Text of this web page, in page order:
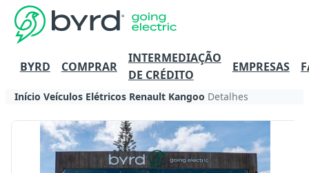
BYRD COMPRAR
INTERMEDIAÇÃO
DE CRÉDITO
EMPRESAS
Início Veículos Elétricos Renault Kangoo Detalhes